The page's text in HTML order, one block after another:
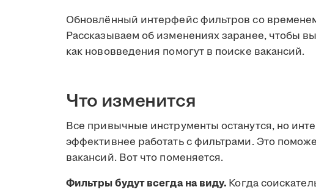
Обновлённый интерфейс фильтров со
Рассказываем об изменениях заранее, чтобы
как нововведения помогут в поиске вакансий.
Что изменится
Все привычные инструменты останутся, но
эффективнее работать с фильтрами. Это
вакансий. Вот что поменяется.
Фильтры будут всегда на виду. Когда